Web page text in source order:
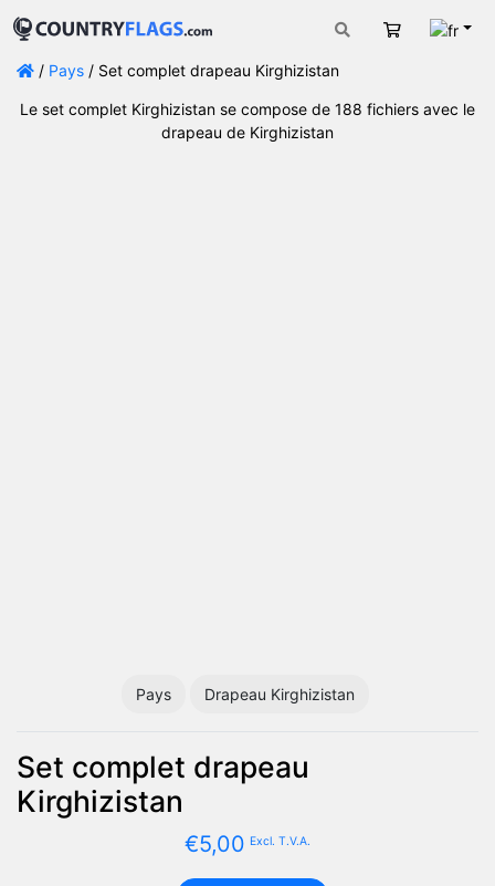
Panier
/ Pays / Set complet drapeau Kirghizistan
Le set complet Kirghizistan se compose de 188 fichiers avec le
drapeau de Kirghizistan
Pays Drapeau Kirghizistan
Set complet drapeau
Kirghizistan
€5,00 Excl. T.V.A.